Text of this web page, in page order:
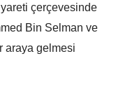
çerçevesinde
Bin Selman ve
araya gelmesi